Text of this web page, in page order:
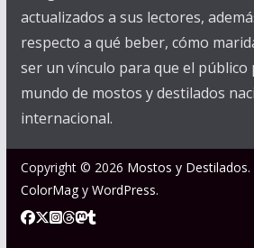
actualizados a sus lectores,
respecto a qué beber, cómo
ser un vínculo para que el público
mundo de mostos y destilados
internacional.
Copyright © 2026 Mostos y Destilados
ColorMagy WordPress.